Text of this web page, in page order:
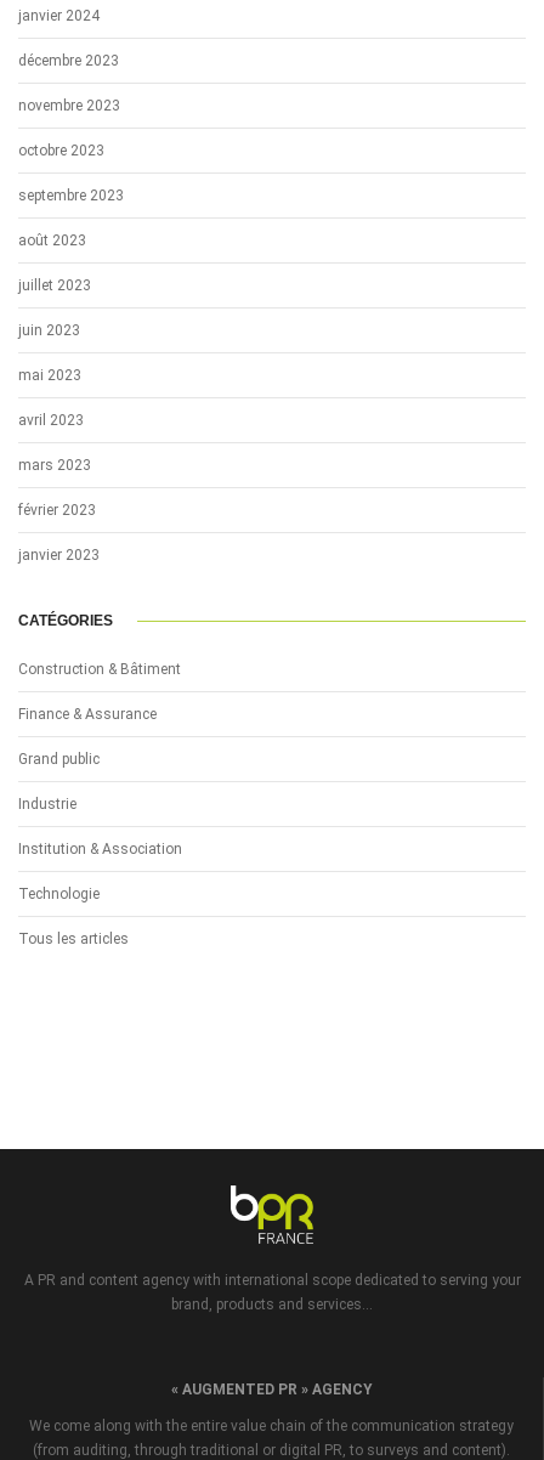
janvier 2024
décembre 2023
novembre 2023
octobre 2023
septembre 2023
août 2023
juillet 2023
juin 2023
mai 2023
avril 2023
mars 2023
février 2023
janvier 2023
CATÉGORIES
Construction & Bâtiment
Finance & Assurance
Grand public
Industrie
Institution & Association
Technologie
Tous les articles
A PR and content agency with international scope dedicated to serving your
brand, products and services...
« AUGMENTED PR » AGENCY
We come along with the entire value chain of the communication strategy
(from auditing, through traditional or digital PR, to surveys and content).